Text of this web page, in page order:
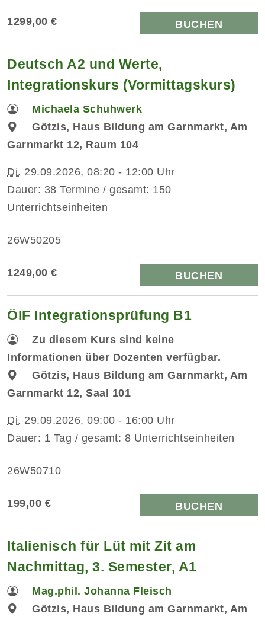
1299,00 € BUCHEN
Deutsch A2 und Werte,
Integrationskurs (Vormittagskurs)
Michaela Schuhwerk
Götzis, Haus Bildung am Garnmarkt, Am
Garnmarkt 12, Raum 104
Di. 29.09.2026, 08:20 - 12:00 Uhr
Dauer: 38 Termine / gesamt: 150
Unterrichtseinheiten
26W50205
1249,00 € BUCHEN
ÖIF Integrationsprüfung B1
Zu diesem Kurs sind keine
Informationen über Dozenten verfügbar.
Götzis, Haus Bildung am Garnmarkt, Am
Garnmarkt 12, Saal 101
Di. 29.09.2026, 09:00 - 16:00 Uhr
Dauer: 1 Tag / gesamt: 8 Unterrichtseinheiten
26W50710
199,00 € BUCHEN
Italienisch für Lüt mit Zit am
Nachmittag, 3. Semester, A1
Mag.phil. Johanna Fleisch
Götzis, Haus Bildung am Garnmarkt, Am